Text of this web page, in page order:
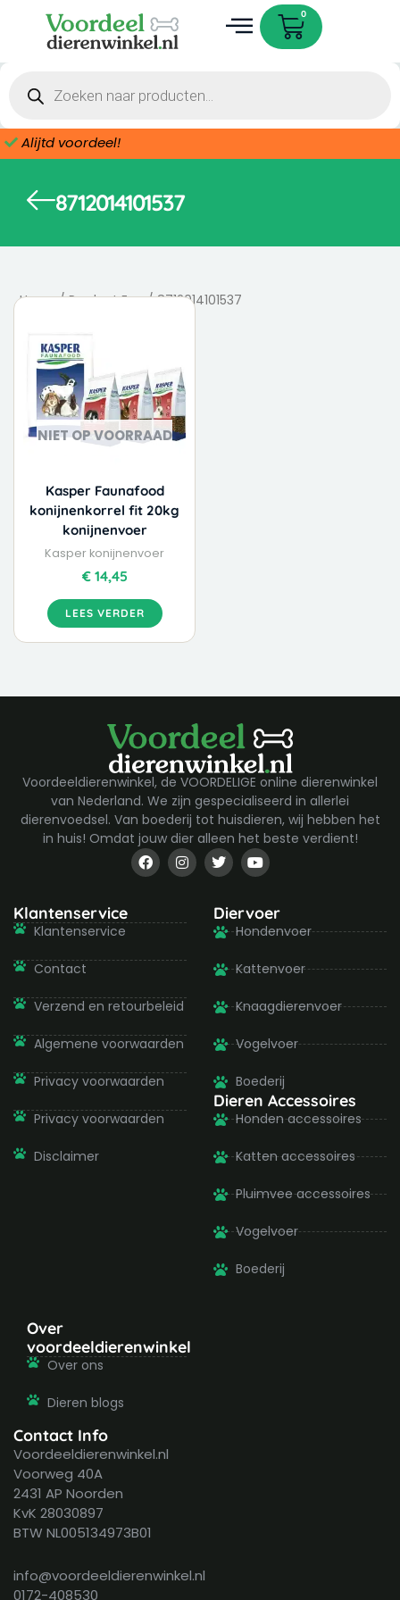
inhoud
0
Cart
zoeken
Alijtd voordeel!
8712014101537
Home/ Product Ean / 8712014101537
NIET OP VOORRAAD
Kasper Faunafood
konijnenkorrel fit 20kg
konijnenvoer
Kasper konijnenvoer
€14,45
LEES VERDER
Voordeeldierenwinkel, de VOORDELIGE online dierenwinkel
van Nederland. We zijn gespecialiseerd in allerlei
dierenvoedsel. Van boederij tot huisdieren, wij hebben het
in huis! Omdat jouw dier alleen het beste verdient!
F
a
c
o
I
n
s
g
T
w
i
t
e
r
Y
o
u
u
b
e
Klantenservice
Klantenservice
Contact
Verzend en retourbeleid
Algemene voorwaarden
Privacy voorwaarden
Privacy voorwaarden
Disclaimer
Diervoer
Hondenvoer
Kattenvoer
Knaagdierenvoer
Vogelvoer
Boederij
Dieren Accessoires
Honden accessoires
Katten accessoires
Pluimvee accessoires
Vogelvoer
Boederij
Over
voordeeldierenwinkel
Over ons
Dieren blogs
Contact Info
Voordeeldierenwinkel.nl
Voorweg 40A
2431 AP Noorden
KvK 28030897
BTW NL005134973B01
info@voordeeldierenwinkel.nl
0172-408530